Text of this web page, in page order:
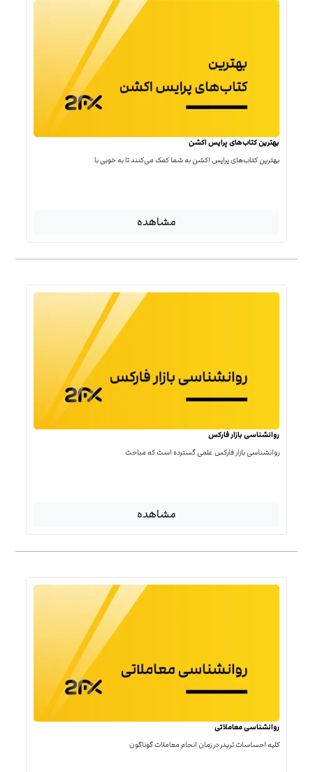
بهترین کتاب‌‌های پرایس اکشن
بهترین کتاب‌‌های پرایس اکشن به شما کمک می‌کنند تا به خوبی با
مشاهده
روانشناسی بازار فارکس
روانشناسی بازار فارکس علمی گسترده است که مباحث
مشاهده
روانشناسی معاملاتی
کلیه احساسات تریدر در زمان انجام معاملات گوناگون